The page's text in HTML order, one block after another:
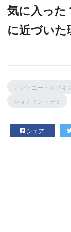
気に入った
に近づいた
アンソニー・ホプキ
ジョナサン・デミ
シェア